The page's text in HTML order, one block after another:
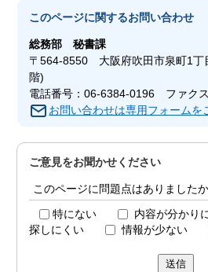
このページに関するお問い合わせ
総務部秘書課
〒564-8550 大阪府吹田市泉町1
階)
電話番号：06-6384-0196 ファク
お問い合わせは専用フォームを
ご意見をお聞かせください
このページに問題点はありました
特にない 内容が分かり
探しにくい
情報が少ない
送信